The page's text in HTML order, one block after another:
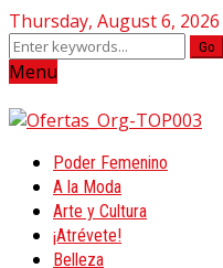
Thursday, August 6, 2026
Go
Menu
Poder Femenino
A la Moda
Arte y Cultura
¡Atrévete!
Belleza